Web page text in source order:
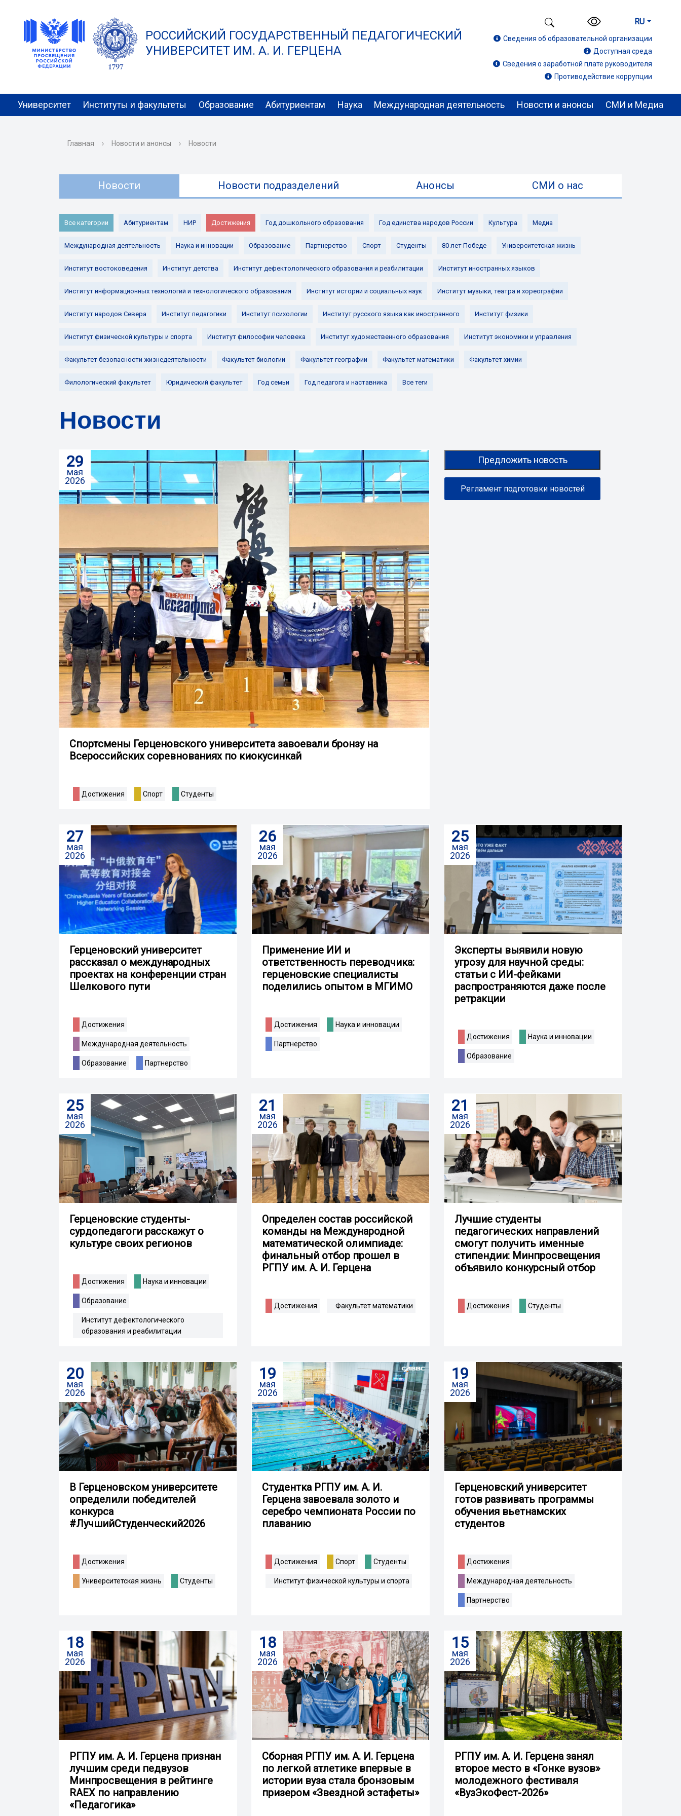
РОССИЙСКИЙ ГОСУДАРСТВЕННЫЙ ПЕДАГОГИЧЕСКИЙ
УНИВЕРСИТЕТ ИМ. А. И. ГЕРЦЕНА
RU
Сведения об образовательной организации
Доступная среда
Сведения о заработной плате руководителя
Противодействие коррупции
Университет Институты и факультеты Образование Абитуриентам Наука Международная деятельность Новости и анонсы СМИ и Медиа
Главная › Новости и анонсы › Новости
Новости Новости подразделений Анонсы СМИ о нас
Все категории Абитуриентам НИР Достижения Год дошкольного образования Год единства народов России Культура Медиа
Международная деятельность Наука и инновации Образование Партнерство Спорт Студенты 80 лет Победе Университетская жизнь
Институт востоковедения Институт детства Институт дефектологического образования и реабилитации Институт иностранных языков
Институт информационных технологий и технологического образования Институт истории и социальных наук Институт музыки, театра и хореографии
Институт народов Севера Институт педагогики Институт психологии Институт русского языка как иностранного Институт физики
Институт физической культуры и спорта Институт философии человека Институт художественного образования Институт экономики и управления
Факультет безопасности жизнедеятельности Факультет биологии Факультет географии Факультет математики Факультет химии
Филологический факультет Юридический факультет Год семьи Год педагога и наставника Все теги
Новости
29
мая
2026
Спортсмены Герценовского университета завоевали бронзу на
Всероссийских соревнованиях по киокусинкай
Достижения Спорт Студенты
Предложить новость
Регламент подготовки новостей
27
мая
2026
Герценовский университет
рассказал о международных
проектах на конференции стран
Шелкового пути
Достижения
Международная деятельность
Образование Партнерство
26
мая
2026
Применение ИИ и
ответственность переводчика:
герценовские специалисты
поделились опытом в МГИМО
Достижения Наука и инновации
Партнерство
25
мая
2026
Эксперты выявили новую
угрозу для научной среды:
статьи с ИИ-фейками
распространяются даже после
ретракции
Достижения Наука и инновации
Образование
25
мая
2026
Герценовские студенты-
сурдопедагоги расскажут о
культуре своих регионов
Достижения Наука и инновации
Образование
Институт дефектологического
образования и реабилитации
21
мая
2026
Определен состав российской
команды на Международной
математической олимпиаде:
финальный отбор прошел в
РГПУ им. А. И. Герцена
Достижения Факультет математики
21
мая
2026
Лучшие студенты
педагогических направлений
смогут получить именные
стипендии: Минпросвещения
объявило конкурсный отбор
Достижения Студенты
20
мая
2026
В Герценовском университете
определили победителей
конкурса
#ЛучшийСтуденческий2026
Достижения
Университетская жизнь Студенты
19
мая
2026
Студентка РГПУ им. А. И.
Герцена завоевала золото и
серебро чемпионата России по
плаванию
Достижения Спорт Студенты
Институт физической культуры и спорта
19
мая
2026
Герценовский университет
готов развивать программы
обучения вьетнамских
студентов
Достижения
Международная деятельность
Партнерство
18
мая
2026
РГПУ им. А. И. Герцена признан
лучшим среди педвузов
Минпросвещения в рейтинге
RAEX по направлению
«Педагогика»
18
мая
2026
Сборная РГПУ им. А. И. Герцена
по легкой атлетике впервые в
истории вуза стала бронзовым
призером «Звездной эстафеты»
15
мая
2026
РГПУ им. А. И. Герцена занял
второе место в «Гонке вузов»
молодежного фестиваля
«ВузЭкоФест-2026»